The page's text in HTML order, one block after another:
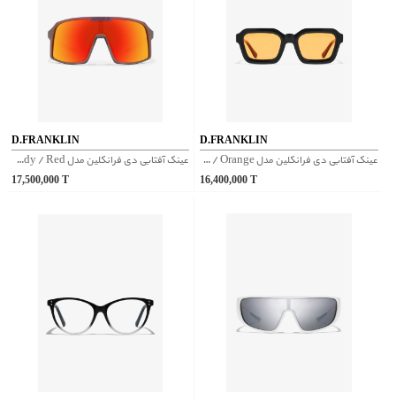
D.FRANKLIN
عینک آفتابی دی فرانکلین مدل D.franklin Wind Full Limited Edition - Iridiscent Burgundy / Red
17,500,000T
D.FRANKLIN
عینک آفتابی دی فرانکلین مدل D.franklin Pitch Black / Orange
16,400,000 T